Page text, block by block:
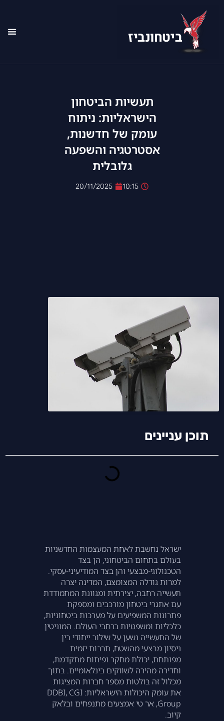
תעשיות הביטחון
הישראליות: ניתוח
עומק של חדשנות,
אסטרטגיה והשפעה
גלובלית
10:15
20/11/2025
תוכן עניינים
ישראל נחשבת לאחת המעצמות החדשניות
בעולם בתחום הביטחוני, הן בצד
הטכנולוגי-מבצעי והן בצד המודיעיני-עסקי.
למרות גודלה המצומצם, המדינה יצרה
תעשייה רחבה, יצירתית ומגוונת המתמודדת
עם אתגרי ביטחון מורכבים ומספקת
פתרונות המשפיעים על מערכות ביטחוניות,
כלכליות ומשפטיות ברחבי העולם. המוניטין
של התעשייה נשען על שילוב ייחודי בין
ניסיון מבצעי מהשטח, תרבות יזמית
מפותחת, יכולת מחקר ופיתוח מתקדמת,
וחדירה מהירה לשווקים בינלאומיים. בתוך
מכלול זה בולטות מספר חברות המציגות
את עומק היכולות הישראליות: DDBI, CGI
Group, אר טי אמצעים מתנפחים ובלאק
קיוב.